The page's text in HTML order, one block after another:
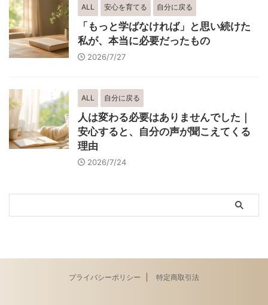
ALL 安心を育てる 自分に戻る
「もっと学ばなければ」と思い続けた
私が、本当に必要だったもの
2026/7/27
ALL 自分に戻る
人は変わる必要はありませんでした｜
安心すると、自分の声が聞こえてくる
理由
2026/7/24
プライバシーポリシー 特定商取引法